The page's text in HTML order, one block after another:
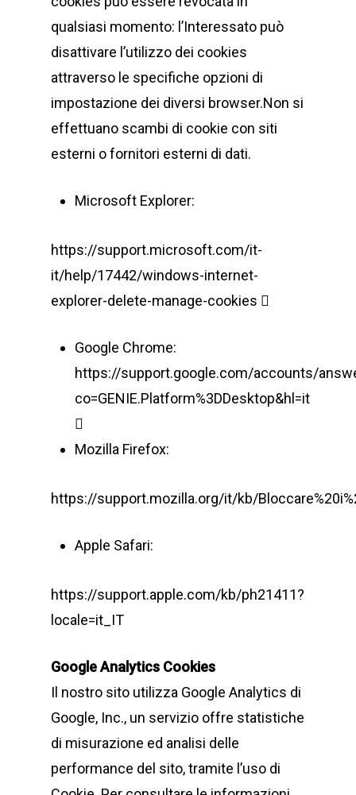
qualsiasi momento: l’Interessato può
disattivare l’utilizzo dei cookies
attraverso le specifiche opzioni di
impostazione dei diversi browser.Non si
effettuano scambi di cookie con siti
esterni o fornitori esterni di dati.
Microsoft Explorer:
https://support.microsoft.com/it-
it/help/17442/windows-internet-
explorer-delete-manage-cookies 
Google Chrome:
https://support.google.com/accounts/
co=GENIE.Platform%3DDesktop&hl=it

Mozilla Firefox:
https://support.mozilla.org/it/kb/
Apple Safari:
https://support.apple.com/kb/ph21411?
locale=it_IT
Google Analytics Cookies
Il nostro sito utilizza Google Analytics di
Google, Inc., un servizio offre statistiche
di misurazione ed analisi delle
performance del sito, tramite l’uso di